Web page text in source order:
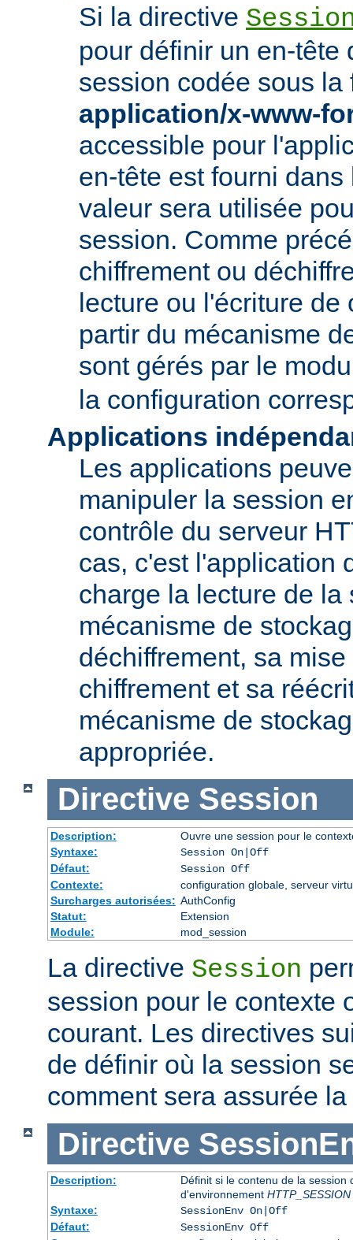
Si la directive
pour définir un en-tête
session codée sous
application/x-www-
accessible pour
en-tête est fourni
valeur sera utilisée
session. Comme
chiffrement ou
lecture ou l'écriture de
partir du mécanisme
sont gérés par le
la configuration
Applications
Les applications
manipuler la session
contrôle du serveur
cas, c'est l'application
charge la lecture de
mécanisme de
déchiffrement, sa
chiffrement et sa
mécanisme de
appropriée.
Directive Session
Description:
Ouvre une session pour le
Syntaxe:
Session On|Off
Défaut:
Session Off
Contexte:
configuration globale, serveur
Surcharges autorisées: AuthConfig
Statut:
Extension
Module:
mod_session
La directive Session
session pour le contexte
courant. Les directives
de définir où la session
comment sera assurée
Directive
Description:
Définit si le contenu de la
d'environnement HTTP_SESSION
Syntaxe:
SessionEnv On|Off
Défaut:
SessionEnv Off